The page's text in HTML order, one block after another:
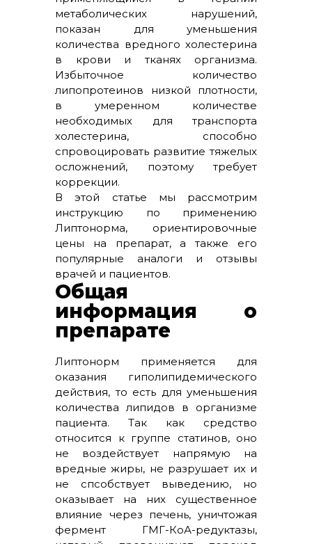
метаболических нарушений,
показан для уменьшения
количества вредного холестерина
в крови и тканях организма.
Избыточное количество
липопротеинов низкой плотности,
в умеренном количестве
необходимых для транспорта
холестерина, способно
спровоцировать развитие тяжелых
осложнений, поэтому требует
коррекции.
В этой статье мы рассмотрим
инструкцию по применению
Липтонорма, ориентировочные
цены на препарат, а также его
популярные аналоги и отзывы
врачей и пациентов.
Общая
информация о
препарате
Липтонорм применяется для
оказания гиполипидемического
действия, то есть для уменьшения
количества липидов в организме
пациента. Так как средство
относится к группе статинов, оно
не воздействует напрямую на
вредные жиры, не разрушает их и
не спсобствует выведению, но
оказывает на них существенное
влияние через печень, уничтожая
фермент ГМГ-КоА-редуктазы,